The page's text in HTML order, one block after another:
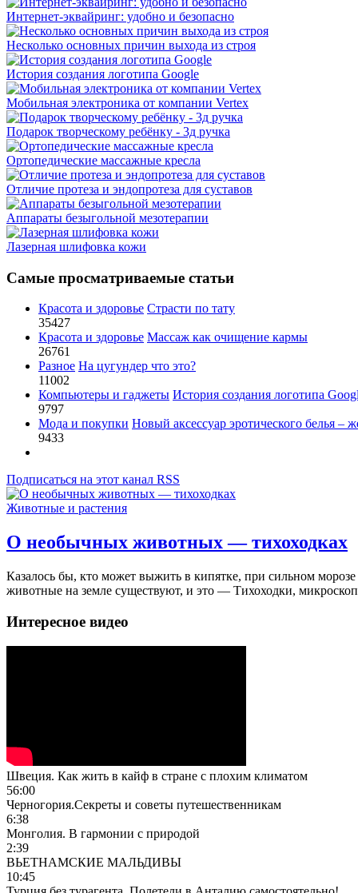
Интернет-эквайринг: удобно и безопасно
Несколько основных причин выхода из строя
История создания логотипа Google
Мобильная электроника от компании Vertex
Подарок творческому ребёнку - 3д ручка
Ортопедические массажные кресла
Отличие протеза и эндопротеза для суставов
Аппараты безыгольной мезотерапии
Лазерная шлифовка кожи
Самые просматриваемые статьи
Красота и здоровье Страсти по тату
35427
Красота и здоровье Массаж как очищение кармы
26761
Разное На цугундер что это?
11002
Компьютеры и гаджеты История создания логотипа
9797
Мода и покупки Новый аксессуар эротического белья –
9433
Подписаться на этот канал RSS
Животные и растения
О необычных животных — тихоходках
Казалось бы, кто может выжить в кипятке, при сильном
животные на земле существуют, и это — Тихоходки,
Интересное видео
Швеция. Как жить в кайф в стране с плохим климатом
56:00
Черногория.Секреты и советы путешественникам
6:38
Монголия. В гармонии с природой
2:39
ВЬЕТНАМСКИЕ МАЛЬДИВЫ
10:45